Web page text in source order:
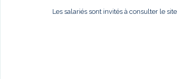
Les salariés sont invités à consulter le site